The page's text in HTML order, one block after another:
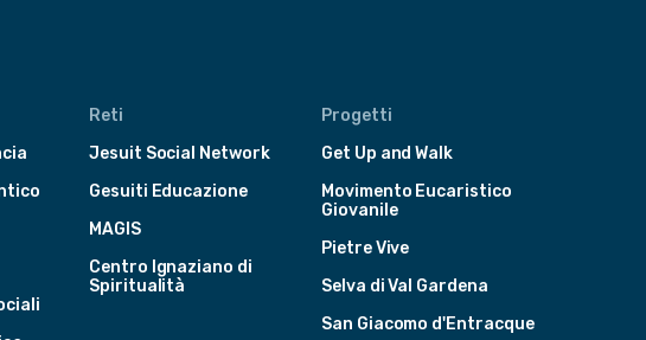
Reti
Jesuit Social Network
Gesuiti Educazione
MAGIS
Centro Ignaziano di
Spiritualità
Progetti
Get Up and Walk
Movimento Eucaristico
Giovanile
Pietre Vive
Selva di Val Gardena
San Giacomo d'Entracque